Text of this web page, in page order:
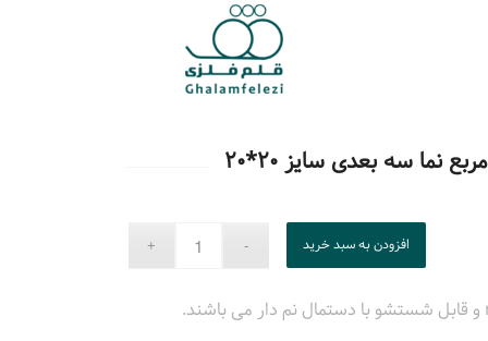
سه بعدی سایز ۲۰*۲۰
افزودن به سبد خرید